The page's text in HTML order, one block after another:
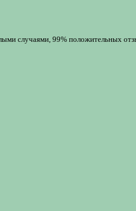
случаями, 99% положительных